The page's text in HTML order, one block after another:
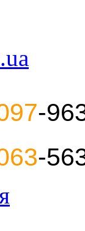
-
-